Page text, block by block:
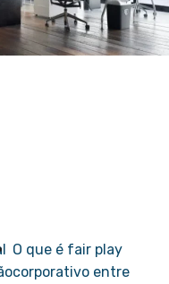
O que é fair play
corporativo entre